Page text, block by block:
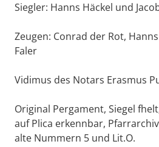
Siegler: Hanns Häckel und
Zeugen: Conrad der Rot,
Faler
Vidimus des Notars Erasmus
Original Pergament, Siegel
auf Plica erkennbar,
alte Nummern 5 und Lit.O.